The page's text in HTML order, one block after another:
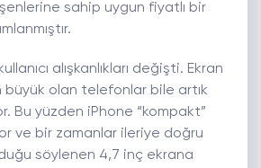
sahip uygun fiyatlı bir
alışkanlıkları değişti. Ekran
büyük olan telefonlar bile artık
Bu yüzden iPhone “kompakt”
ve bir zamanlar ileriye doğru
söylenen 4,7 inç ekrana